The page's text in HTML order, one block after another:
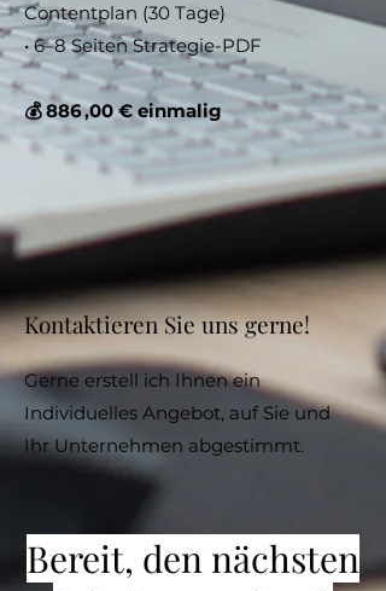
Contentplan (30 Tage)
• 6–8 Seiten Strategie-PDF
💰 886 ,00 € einmalig
Kontaktieren Sie uns gerne!
Gerne erstell ich Ihnen ein
Individuelles Angebot, auf Sie und
Ihr Unternehmen abgestimmt.
Bereit, den nächsten